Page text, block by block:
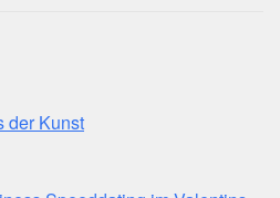
der Kunst